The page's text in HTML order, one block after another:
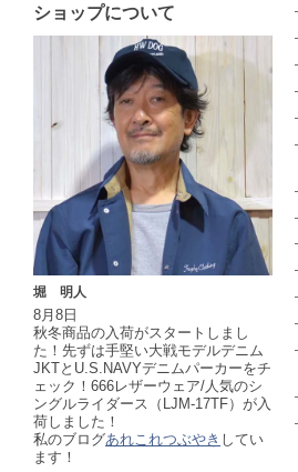
ショップについて
堀 明人
8月8日
秋冬商品の入荷がスタートしまし
た！先ずは手堅い大戦モデルデニム
JKTとU.S.NAVYデニムパーカーをチ
ェック！666レザーウェア/人気のシ
ングルライダース（LJM-17TF）が入
荷しました！
私のブログあれこれつぶやき してい
ます！